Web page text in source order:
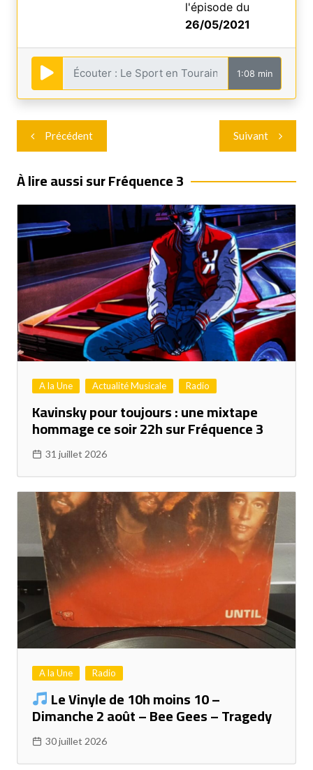
l'épisode du
26/05/2021
1:08 min
Navigation
de
l’article
Précédent Suivant
À lire aussi sur Fréquence 3
A la Une Actualité Musicale Radio
Kavinsky pour toujours : une mixtape
hommage ce soir 22h sur Fréquence 3
31 juillet 2026
A la Une Radio
Le Vinyle de 10h moins 10 –
Dimanche 2 août – Bee Gees – Tragedy
30 juillet 2026